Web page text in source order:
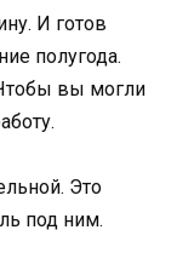
И готов
полугода.
вы могли
Это
под ним.